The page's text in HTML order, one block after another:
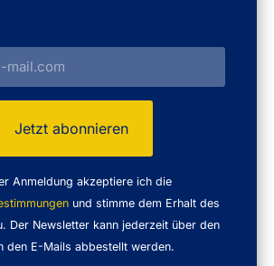
Anmeldung akzeptiere ich die
und stimme dem Erhalt des
Der Newsletter kann jederzeit über den
den E-Mails abbestellt werden.